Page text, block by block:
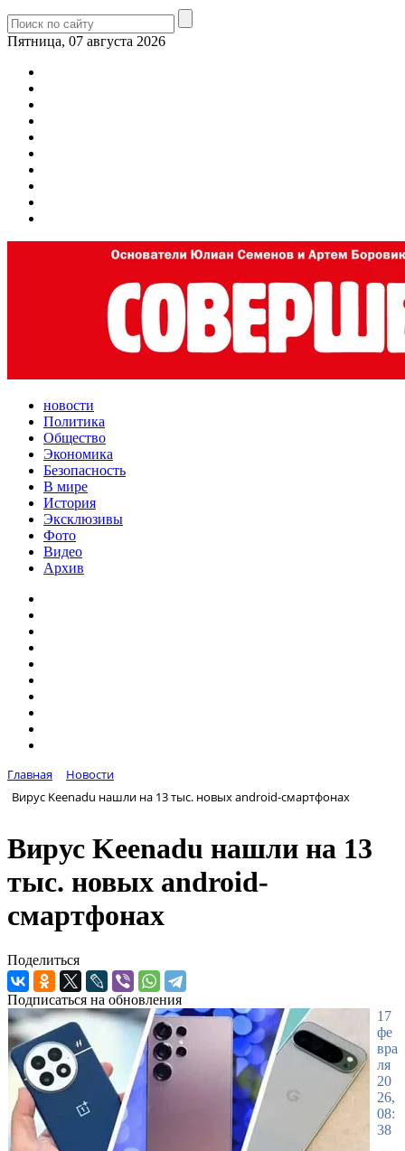
Пятница, 07 августа 2026
новости
Политика
Общество
Экономика
Безопасность
В мире
История
Эксклюзивы
Фото
Видео
Архив
Главная
Новости
Вирус Keenadu нашли на 13 тыс. новых android-смартфонах
Вирус Keenadu нашли на 13
тыс. новых android-
смартфонах
Поделиться
Подписаться на обновления
17
фе
вра
ля
20
26,
08:
38